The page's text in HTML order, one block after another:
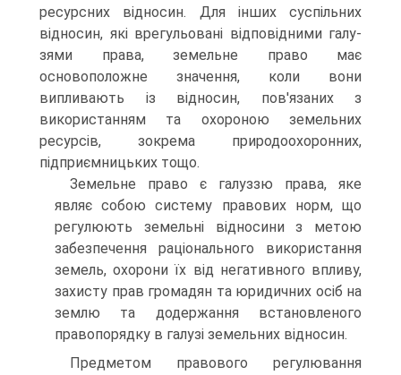
ресурсних відносин. Для інших суспільних
відносин, які врегульовані відповідними галу­
зями права, земельне право має
основоположне значення, коли вони
випливають із відносин, пов'язаних з
використанням та охороною зе­мельних
ресурсів, зокрема природоохоронних,
підприємницьких то­що.
Земельне право є галуззю права, яке
являє собою систему пра­вових норм, що
регулюють земельні відносини з метою
забезпечення раціонального використання
земель, охорони їх від негативного впли­ву,
захисту прав громадян та юридичних осіб на
землю та додержання встановленого
правопорядку в галузі земельних відносин.
Предметом правового регулювання